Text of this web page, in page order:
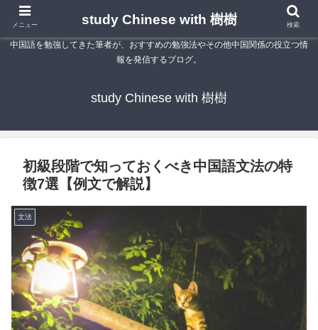
中国語を勉強してきた筆者が、おすすめの勉強法やその他中国関係の役立つ情
報を発信するブログ。
study Chinese with 樹樹
初級段階で知っておくべき中国語文法の特
徴7選【例文で解説】
文法
メニュー study Chinese with 樹樹 検索